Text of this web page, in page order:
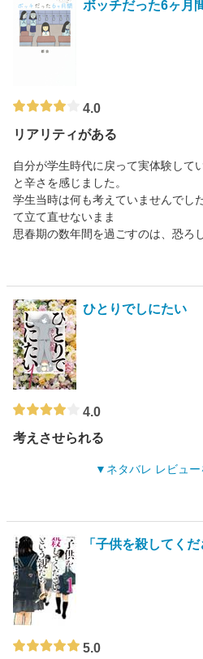
ボッチだった6ヶ月
4.0
リアリティがある
自分が学生時代に戻って実体験して
と辛さを感じました。
学生当時は何も考えていませんでし
て立て直せないまま
思春期の数年間を過ごすのは、恐ろ
ひとりでしにたい
4.0
考えさせられる
ネタバレ レビュ
「子供を殺してく
5.0